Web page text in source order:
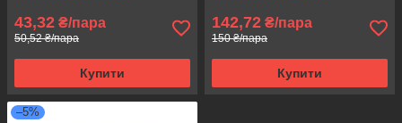
43,32 ₴/пара
50,52 ₴/пара
Купити
142,72 ₴/пара
150 ₴/пара
Купити
–5%